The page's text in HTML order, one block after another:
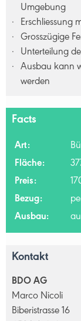
Umgebung
Erschliessung
Grosszügige
Unterteilung
Ausbau kann
werden
Facts
Art:
Fläche:
Preis:
Bezug:
Ausbau:
Kontakt
BDO AG
Marco Nicoli
Biberistrasse 16